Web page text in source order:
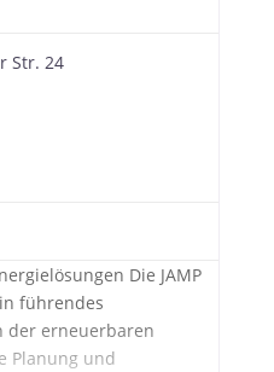
Str. 24
Die JAMP
führendes
der erneuerbaren
Planung und